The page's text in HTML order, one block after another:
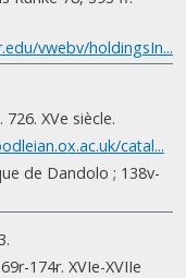
vwebv/holdingsIn...
XVe siècle.
catal...
de Dandolo ; 138v-
174r. XVIe-XVIIe